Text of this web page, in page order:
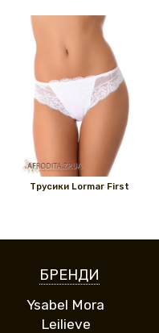
Трусики Lormar First
БРЕНДИ
Ysabel Mora
Leilieve